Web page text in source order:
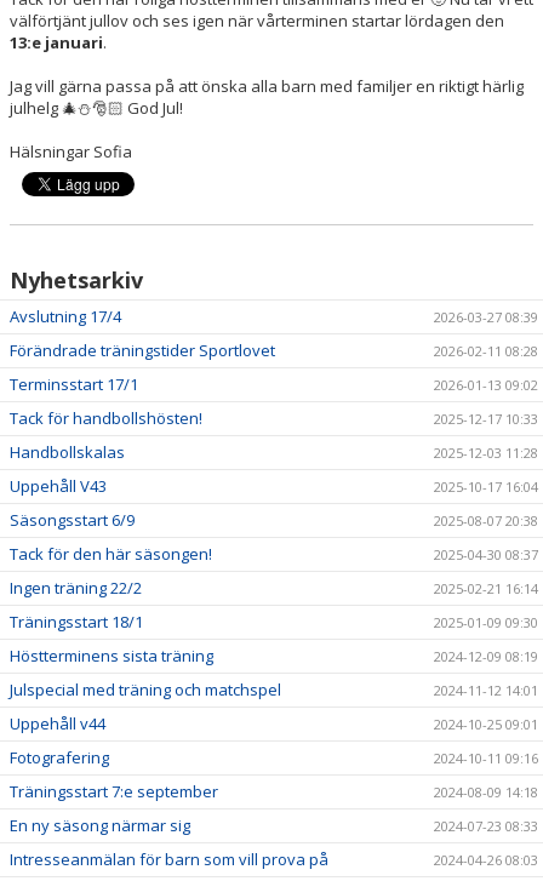
BILDGALLERI
KONTAKT
välförtjänt jullov och ses igen när vårterminen startar lördagen den
13:e januari.
Jag vill gärna passa på att önska alla barn med familjer en riktigt härlig
julhelg 🎄⛄️🎅🏻 God Jul!
Hälsningar Sofia
Nyhetsarkiv
Avslutning 17/4 2026-03-27 08:39
Förändrade träningstider Sportlovet 2026-02-11 08:28
Terminsstart 17/1 2026-01-13 09:02
Tack för handbollshösten! 2025-12-17 10:33
Handbollskalas 2025-12-03 11:28
Uppehåll V43 2025-10-17 16:04
Säsongsstart 6/9 2025-08-07 20:38
Tack för den här säsongen! 2025-04-30 08:37
Ingen träning 22/2 2025-02-21 16:14
Träningsstart 18/1 2025-01-09 09:30
Höstterminens sista träning 2024-12-09 08:19
Julspecial med träning och matchspel 2024-11-12 14:01
Uppehåll v44 2024-10-25 09:01
Fotografering 2024-10-11 09:16
Träningsstart 7:e september 2024-08-09 14:18
En ny säsong närmar sig 2024-07-23 08:33
Intresseanmälan för barn som vill prova på 2024-04-26 08:03